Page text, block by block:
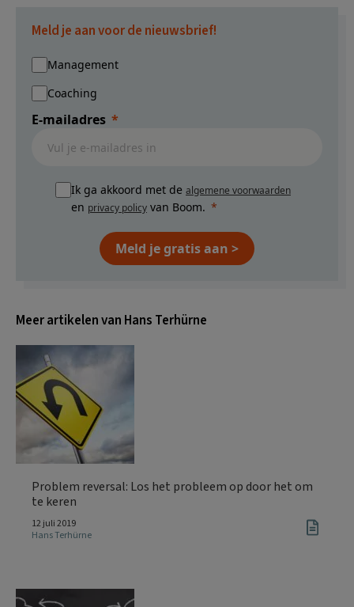
Meld je aan voor de nieuwsbrief!
Management
Coaching
E-mailadres
Ik ga akkoord met de algemene voorwaarden
en privacy policy van Boom.
Meld je gratis aan >
Meer artikelen van Hans Terhürne
Problem reversal: Los het probleem op door het om
te keren
12 juli 2019
Hans Terhürne